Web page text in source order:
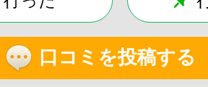
口コミを投稿する